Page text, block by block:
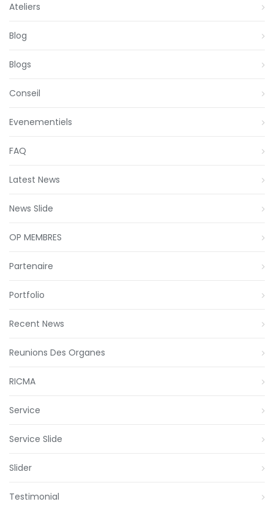
Ateliers
Blog
Blogs
Conseil
Evenementiels
FAQ
Latest News
News Slide
OP MEMBRES
Partenaire
Portfolio
Recent News
Reunions Des Organes
RICMA
Service
Service Slide
Slider
Testimonial